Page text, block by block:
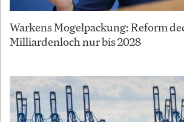
Warkens Mogelpackung: Reform
Milliardenloch nur bis 2028